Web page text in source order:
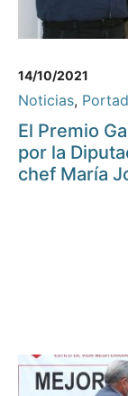
14/10/2021
Noticias,
El Premio
por la
chef María